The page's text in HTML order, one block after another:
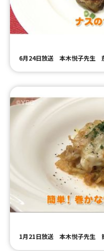
ＹＢＣオンデマンド
6月24日放送 本木悦子先生
1月21日放送 本木悦子先生